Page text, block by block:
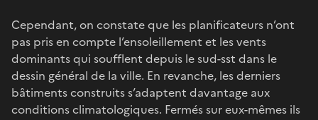
Cependant, on constate que les planificateurs n’ont
pas pris en compte l’ensoleillement et les vents
dominants qui soufflent depuis le sud-sst dans le
dessin général de la ville. En revanche, les derniers
bâtiments construits s’adaptent davantage aux
conditions climatologiques. Fermés sur eux-mêmes ils